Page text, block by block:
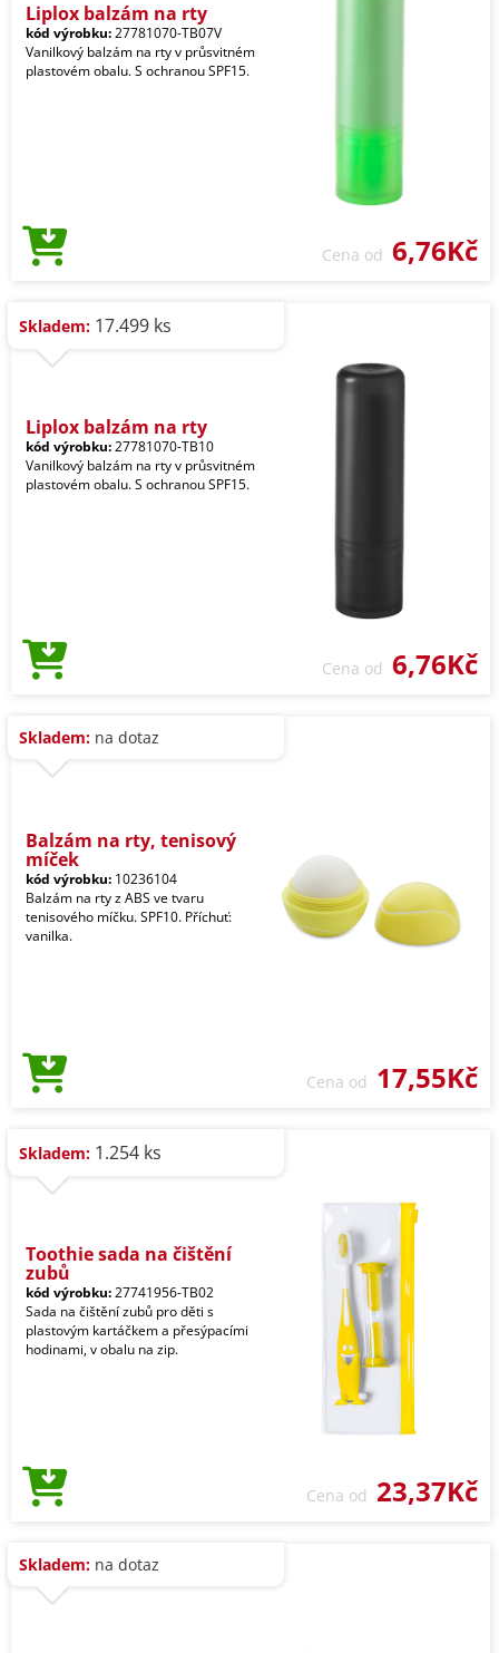
Liplox balzám na rty
kód výrobku:27781070-TB07V
Vanilkový balzám na rty v průsvitném
plastovém obalu. S ochranou SPF15.
Cena od 6,76Kč
Skladem: 17.499 ks
Liplox balzám na rty
kód výrobku:27781070-TB10
Vanilkový balzám na rty v průsvitném
plastovém obalu. S ochranou SPF15.
Cena od 6,76Kč
Skladem: na dotaz
Balzám na rty, tenisový
míček
kód výrobku: 10236104
Balzám na rty z ABS ve tvaru
tenisového míčku. SPF10. Příchuť:
vanilka.
Cena od 17,55Kč
Skladem: 1.254 ks
Toothie sada na čištění
zubů
kód výrobku:27741956-TB02
Sada na čištění zubů pro děti s
plastovým kartáčkem a přesýpacími
hodinami, v obalu na zip.
Cena od 23,37Kč
Skladem: na dotaz